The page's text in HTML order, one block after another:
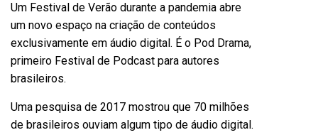
Um Festival de Verão durante a pandemia abre
um novo espaço na criação de conteúdos
exclusivamente em áudio digital. É o Pod Drama,
primeiro Festival de Podcast para autores
brasileiros.
Uma pesquisa de 2017 mostrou que 70 milhões
de brasileiros ouviam algum tipo de áudio digital.